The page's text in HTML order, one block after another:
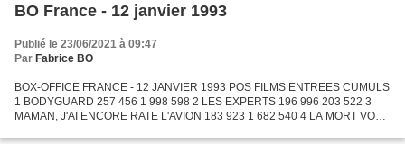
BO France - 12 janvier 1993
Publié le 23/06/2021 à 09:47
Par Fabrice BO
BOX-OFFICE FRANCE - 12 JANVIER 1993 POS FILMS ENTREES CUMULS
1 BODYGUARD 257 456 1 998 598 2 LES EXPERTS 196 996 203 522 3
MAMAN, J'AI ENCORE RATE L'AVION 183 923 1 682 540 4 LA MORT VOUS